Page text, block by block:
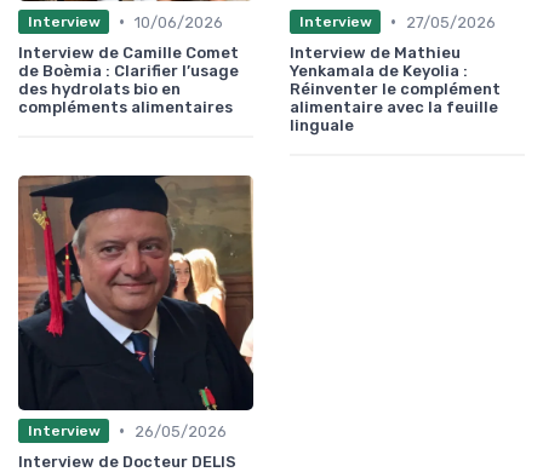
Interview • 10/06/2026
Interview de Camille Comet
de Boèmia : Clarifier l’usage
des hydrolats bio en
compléments alimentaires
Interview •
27/05/2026
Interview de Mathieu
Yenkamala de Keyolia :
Réinventer le complément
alimentaire avec la feuille
linguale
Interview •
26/05/2026
Interview de Docteur DELIS